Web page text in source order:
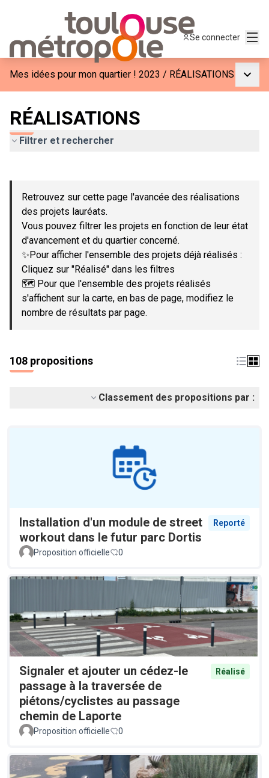
Se connecter
Mes idées pour mon quartier ! 2023 / RÉALISATIONS
RÉALISATIONS
Filtrer et rechercher
−
Retrouvez sur cette page l'avancée des réalisations
des projets lauréats.
Vous pouvez filtrer les projets en fonction de leur état
d'avancement et du quartier concerné.
✨Pour afficher l'ensemble des projets déjà réalisés :
Cliquez sur "Réalisé" dans les filtres
🗺️ Pour que l'ensemble des projets réalisés
s'affichent sur la carte, en bas de page, modifiez le
nombre de résultats par page.
108 propositions
Classement des propositions par :
Installation d'un module de street
workout dans le futur parc Dortis
Reporté
Proposition officielle 0
Signaler et ajouter un cédez-le
passage à la traversée de
piétons/cyclistes au passage
chemin de Laporte
Réalisé
Proposition officielle 0